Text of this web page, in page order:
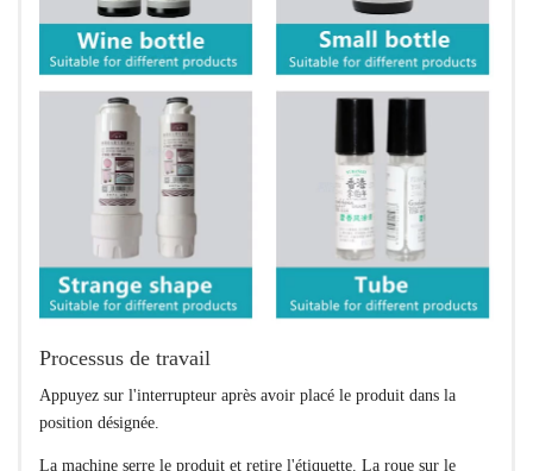
Processus de travail
Appuyez sur l'interrupteur après avoir placé le produit dans la
position désignée.
La machine serre le produit et retire l'étiquette. La roue sur le